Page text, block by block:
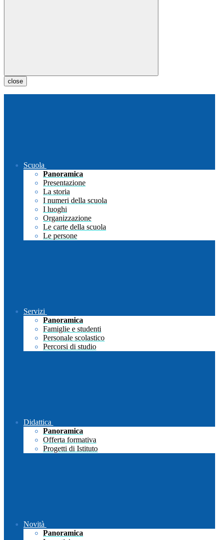
close
Scuola
Panoramica
Presentazione
La storia
I numeri della scuola
I luoghi
Organizzazione
Le carte della scuola
Le persone
Servizi
Panoramica
Famiglie e studenti
Personale scolastico
Percorsi di studio
Didattica
Panoramica
Offerta formativa
Progetti di Istituto
Novità
Panoramica